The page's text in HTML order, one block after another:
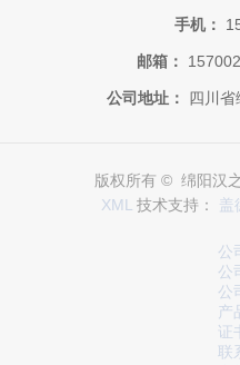
手机：
邮箱：
公司地址： 四川
版权所有 © 绵阳汉
XML 技术支持： 盖
公
公
公
产
证
联